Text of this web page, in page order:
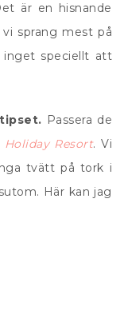
är en hisnande
sprang mest på
inget speciellt att
Passera de
Resort. Vi
tvätt på tork i
Här kan jag